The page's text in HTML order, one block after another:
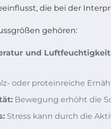
die bei der
gehören:
und
oder proteinreiche
Bewegung erhöht die
Stress kann durch die